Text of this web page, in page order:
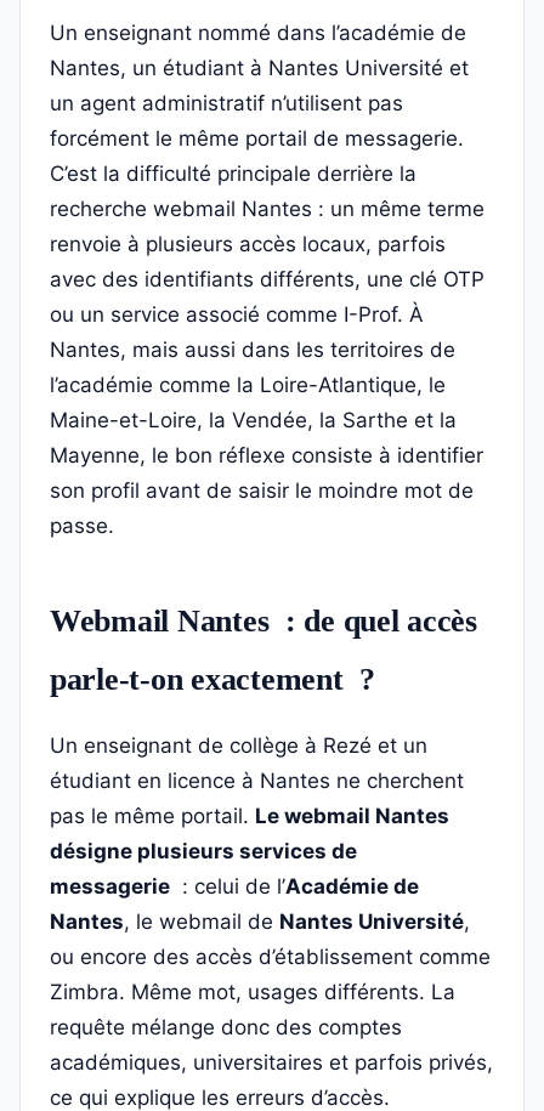
Un enseignant nommé dans l’académie de
Nantes, un étudiant à Nantes Université et
un agent administratif n’utilisent pas
forcément le même portail de messagerie.
C’est la difficulté principale derrière la
recherche webmail Nantes : un même terme
renvoie à plusieurs accès locaux, parfois
avec des identifiants différents, une clé OTP
ou un service associé comme I-Prof. À
Nantes, mais aussi dans les territoires de
l’académie comme la Loire-Atlantique, le
Maine-et-Loire, la Vendée, la Sarthe et la
Mayenne, le bon réflexe consiste à identifier
son profil avant de saisir le moindre mot de
passe.
Webmail Nantes : de quel accès
parle-t-on exactement ?
Un enseignant de collège à Rezé et un
étudiant en licence à Nantes ne cherchent
pas le même portail. Le webmail Nantes
désigne plusieurs services de
messagerie : celui de l’Académie de
Nantes, le webmail de Nantes Université,
ou encore des accès d’établissement comme
Zimbra. Même mot, usages différents. La
requête mélange donc des comptes
académiques, universitaires et parfois privés,
ce qui explique les erreurs d’accès.